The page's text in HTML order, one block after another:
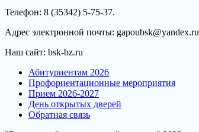
Телефон: 8 (35342) 5-75-37.
Адрес электронной почты: gapoubsk@yandex.ru
Наш сайт: bsk-bz.ru
Абитуриентам 2026
Профориентационные мероприятия
Прием 2026-2027
День открытых дверей
Обратная связь